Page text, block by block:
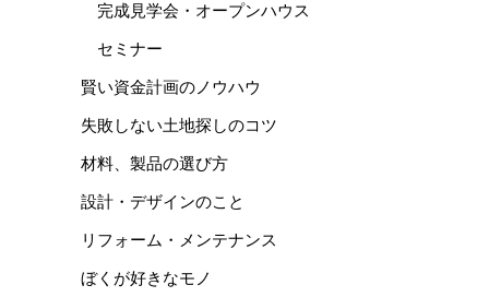
完成見学会・オープンハウス
セミナー
賢い資金計画のノウハウ
失敗しない土地探しのコツ
材料、製品の選び方
設計・デザインのこと
リフォーム・メンテナンス
ぼくが好きなモノ